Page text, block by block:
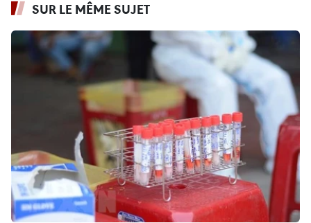
SUR LE MÊME SUJET